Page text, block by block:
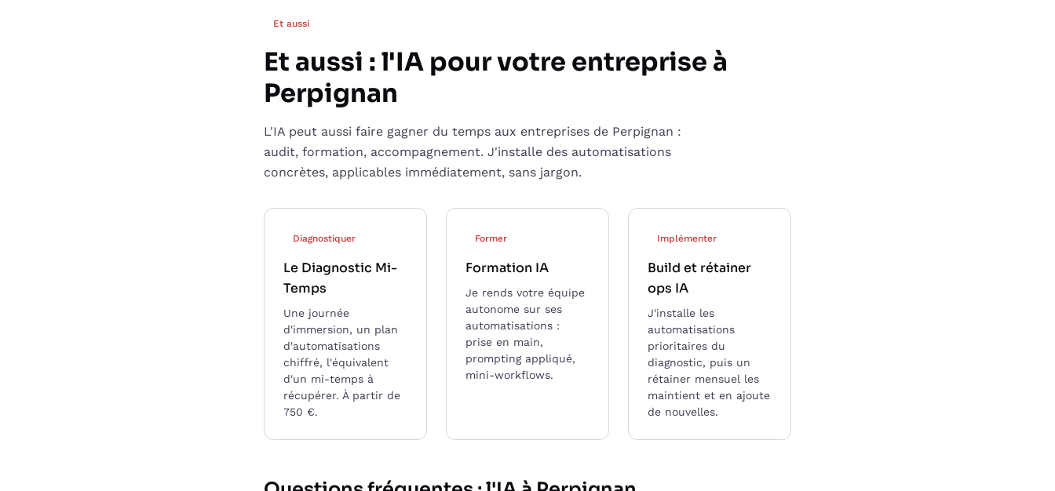
Et aussi
Et aussi : l'IA pour votre entreprise à
Perpignan
L'IA peut aussi faire gagner du temps aux entreprises de Perpignan :
audit, formation, accompagnement. J'installe des automatisations
concrètes, applicables immédiatement, sans jargon.
Diagnostiquer
Le Diagnostic Mi-
Temps
Une journée
d'immersion, un plan
d'automatisations
chiffré, l'équivalent
d'un mi-temps à
récupérer. À partir de
750 €.
Former
Formation IA
Je rends votre équipe
autonome sur ses
automatisations :
prise en main,
prompting appliqué,
mini-workflows.
Implémenter
Build et rétainer
ops IA
J'installe les
automatisations
prioritaires du
diagnostic, puis un
rétainer mensuel les
maintient et en ajoute
de nouvelles.